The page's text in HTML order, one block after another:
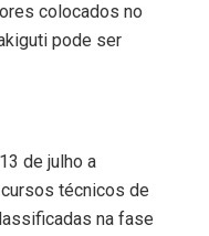
colocados no
pode ser
de julho a
técnicos de
na fase